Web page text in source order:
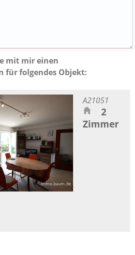
mit mir einen
für folgendes Objekt:
A21051
2
Zimmer